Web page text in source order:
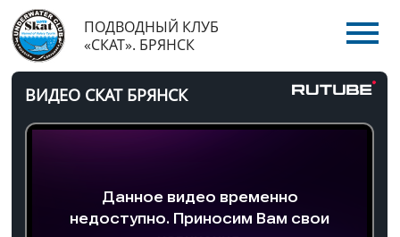
ПОДВОДНЫЙ КЛУБ
«СКАТ». БРЯНСК
ВИДЕО СКАТ БРЯНСК